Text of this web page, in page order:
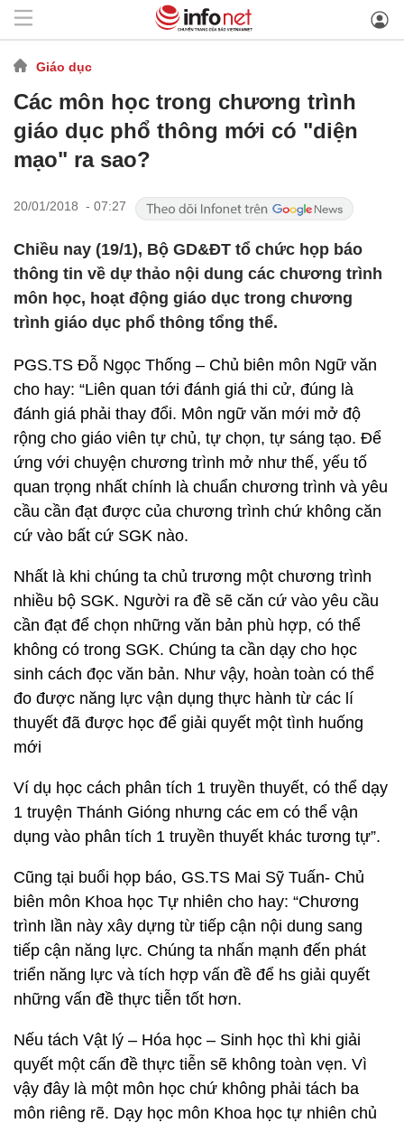
Giáo dục
Các môn học trong chương trình
giáo dục phổ thông mới có "diện
mạo" ra sao?
20/01/2018 - 07:27
Chiều nay (19/1), Bộ GD&ĐT tổ chức họp báo
thông tin về dự thảo nội dung các chương trình
môn học, hoạt động giáo dục trong chương
trình giáo dục phổ thông tổng thể.
PGS.TS Đỗ Ngọc Thống – Chủ biên môn Ngữ văn
cho hay: “Liên quan tới đánh giá thi cử, đúng là
đánh giá phải thay đổi. Môn ngữ văn mới mở độ
rộng cho giáo viên tự chủ, tự chọn, tự sáng tạo. Để
ứng với chuyện chương trình mở như thế, yếu tố
quan trọng nhất chính là chuẩn chương trình và yêu
cầu cần đạt được của chương trình chứ không căn
cứ vào bất cứ SGK nào.
Nhất là khi chúng ta chủ trương một chương trình
nhiều bộ SGK. Người ra đề sẽ căn cứ vào yêu cầu
cần đạt để chọn những văn bản phù hợp, có thể
không có trong SGK. Chúng ta cần dạy cho học
sinh cách đọc văn bản. Như vậy, hoàn toàn có thể
đo được năng lực vận dụng thực hành từ các lí
thuyết đã được học để giải quyết một tình huống
mới
Ví dụ học cách phân tích 1 truyền thuyết, có thể dạy
1 truyện Thánh Gióng nhưng các em có thể vận
dụng vào phân tích 1 truyền thuyết khác tương tự”.
Cũng tại buổi họp báo, GS.TS Mai Sỹ Tuấn- Chủ
biên môn Khoa học Tự nhiên cho hay: “Chương
trình lần này xây dựng từ tiếp cận nội dung sang
tiếp cận năng lực. Chúng ta nhấn mạnh đến phát
triển năng lực và tích hợp vấn đề để hs giải quyết
những vấn đề thực tiễn tốt hơn.
Nếu tách Vật lý – Hóa học – Sinh học thì khi giải
quyết một cấn đề thực tiễn sẽ không toàn vẹn. Vì
vậy đây là một môn học chứ không phải tách ba
môn riêng rẽ. Dạy học môn Khoa học tự nhiên chủ